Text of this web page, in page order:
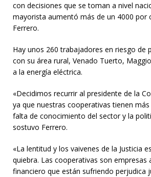
con decisiones que se toman a nivel
mayorista aumentó más de un 4000 por
Ferrero.
Hay unos 260 trabajadores en riesgo de
con su área rural, Venado Tuerto,
a la energía eléctrica.
«Decidimos recurrir al presidente de la
ya que nuestras cooperativas tienen
falta de conocimiento del sector y la
sostuvo Ferrero.
«La lentitud y los vaivenes de la Justicia
quiebra. Las cooperativas son
financiero que están sufriendo perjudica